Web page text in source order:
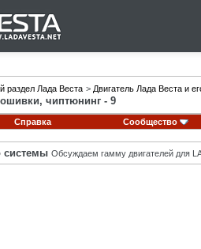
раздел Лада Веста > Двигатель Лада Веста и
чиптюнинг - 9
Справка Сообщество
системы Обсуждаем гамму двигателей для